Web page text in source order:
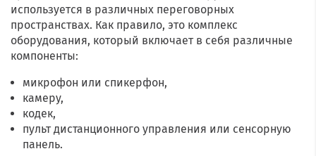
используется в различных переговорных
пространствах. Как правило, это комплекс
оборудования, который включает в себя различные
компоненты:
микрофон или спикерфон,
камеру,
кодек,
пульт дистанционного управления или сенсорную
панель.